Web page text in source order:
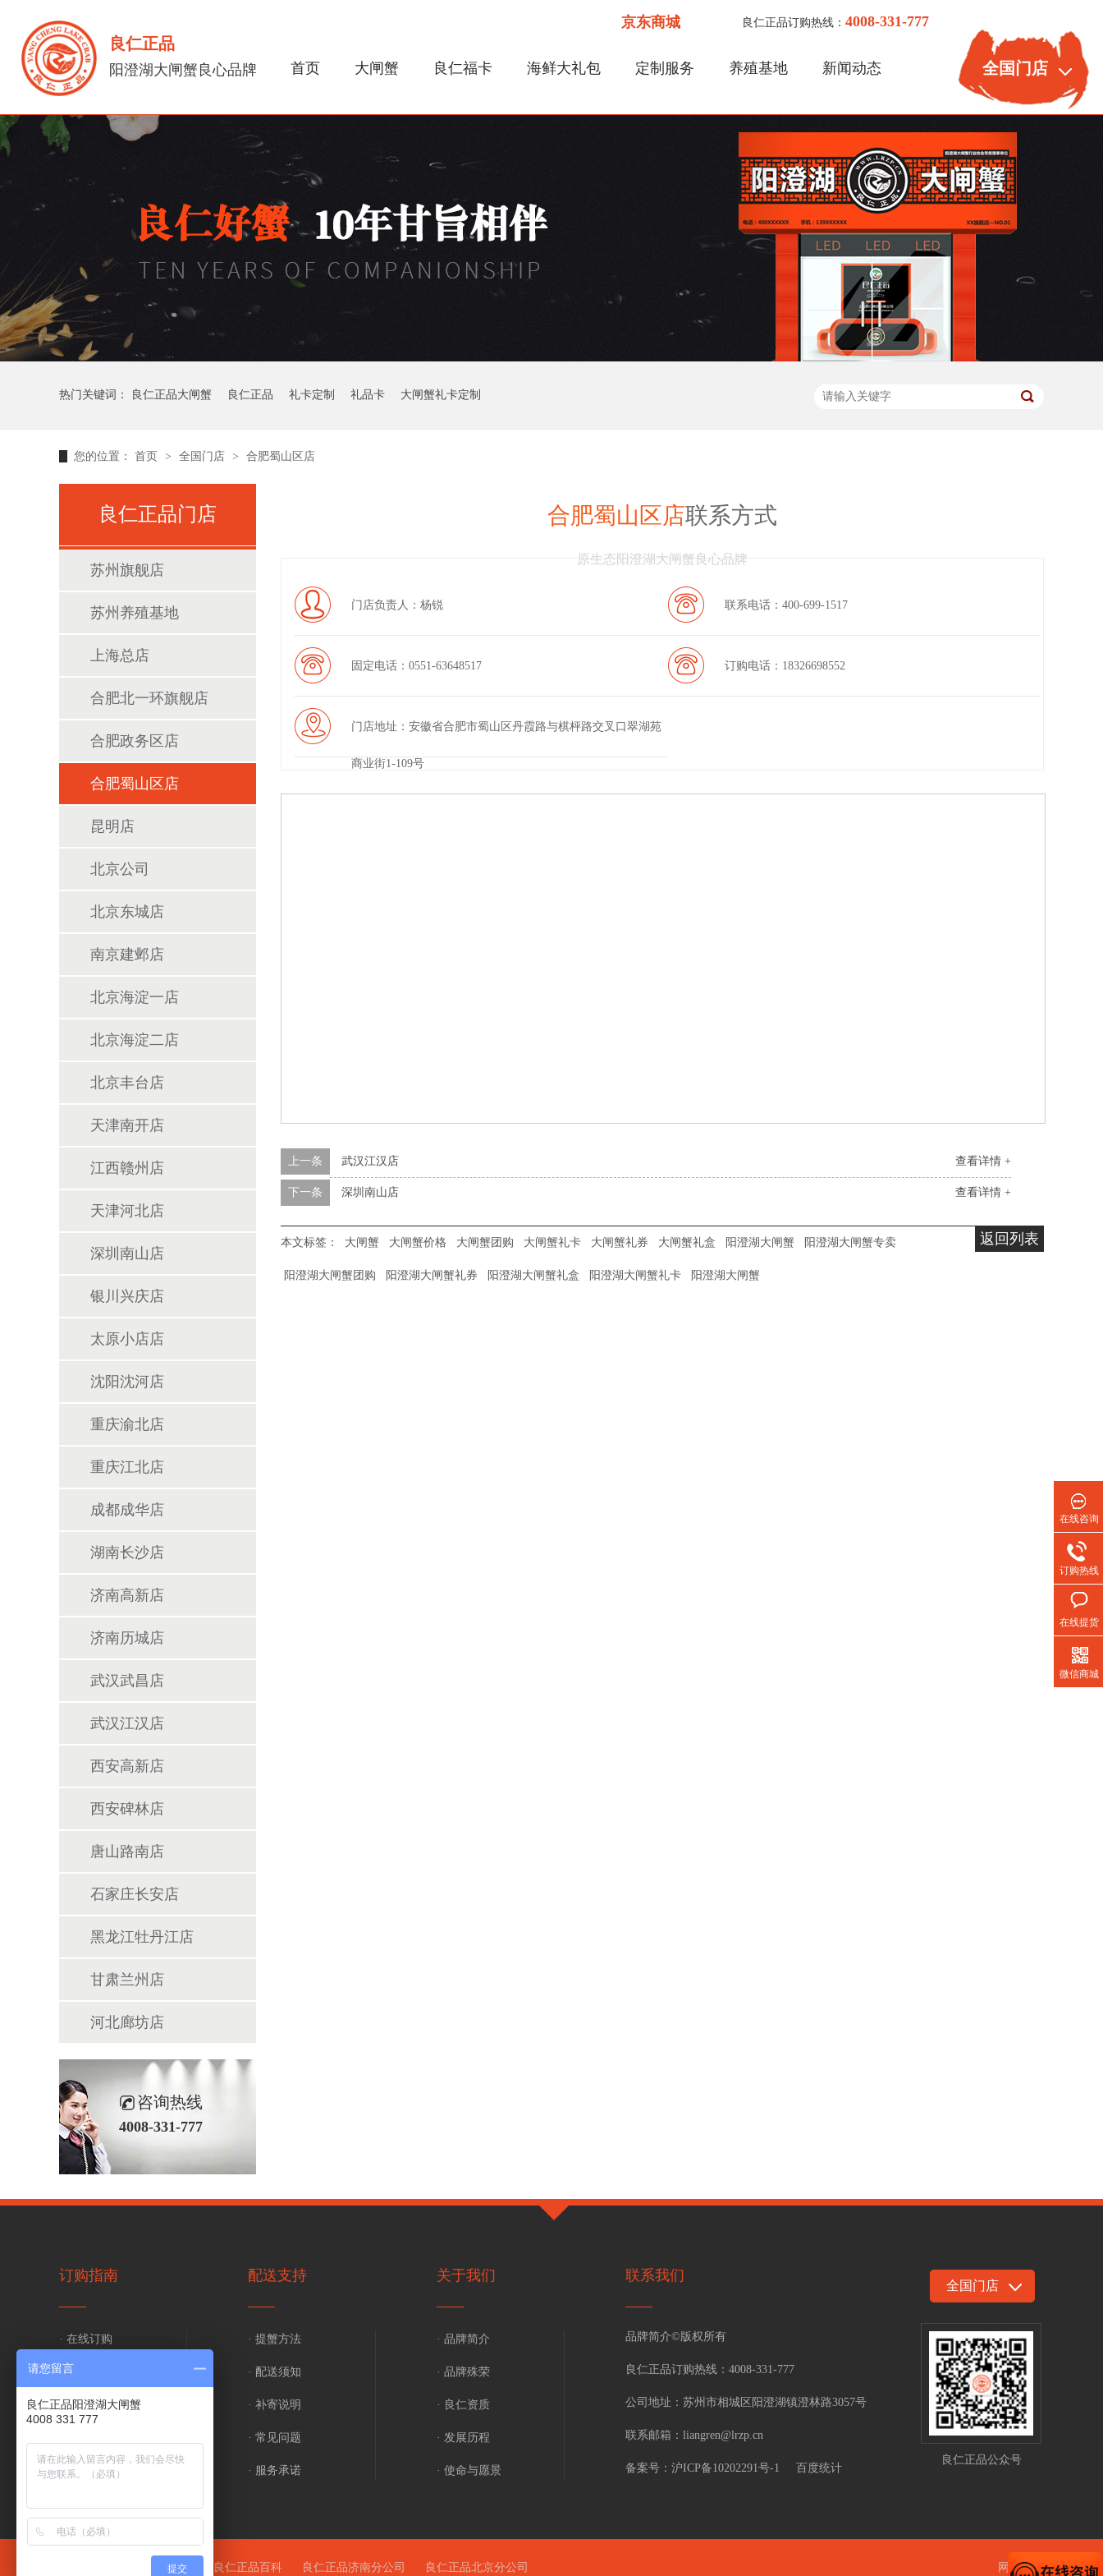
良仁正品订购热线： 4008-331-777
良仁正品
阳澄湖大闸蟹良心品牌 首页 大闸蟹 良仁福卡 海鲜大礼包 定制服务 养殖基地 新闻动态
关于我们 全国门店
全国门店
京东商城
热门关键词： 良仁正品大闸蟹 良仁正品 礼卡定制 礼品卡 大闸蟹礼卡定制
您的位置： 首页 > 全国门店 > 合肥蜀山区店
合肥蜀山区店联系方式
原生态阳澄湖大闸蟹良心品牌
门店负责人：杨锐 联系电话：400-699-1517
固定电话：0551-63648517 订购电话 ：18326698552
门店地址： 安徽省合肥市蜀山区丹霞路与棋枰路交叉口翠湖苑
商业街1-109号
查看详情 +
上一条 武汉江汉店
查看详情 +
下一条 深圳南山店
返回列表
本文标签： 大闸蟹 大闸蟹价格 大闸蟹团购 大闸蟹礼卡 大闸蟹礼券 大闸蟹礼盒 阳澄湖大闸蟹 阳澄湖大闸蟹专卖
阳澄湖大闸蟹团购 阳澄湖大闸蟹礼券 阳澄湖大闸蟹礼盒 阳澄湖大闸蟹礼卡 阳澄湖大闸蟹
良仁正品门店
苏州旗舰店
苏州养殖基地
上海总店
合肥北一环旗舰店
合肥政务区店
合肥蜀山区店
昆明店
北京公司
北京东城店
南京建邺店
北京海淀一店
北京海淀二店
北京丰台店
天津南开店
江西赣州店
天津河北店
深圳南山店
银川兴庆店
太原小店店
沈阳沈河店
重庆渝北店
重庆江北店
成都成华店
湖南长沙店
济南高新店
济南历城店
武汉武昌店
武汉江汉店
西安高新店
西安碑林店
唐山路南店
石家庄长安店
黑龙江牡丹江店
甘肃兰州店
河北廊坊店
咨询热线
4008-331-777
订购指南
· 在线订购
· 电话订购
· 支付方式
· 验货签收
配送支持
· 提蟹方法
· 配送须知
· 补寄说明
· 常见问题
· 服务承诺
关于我们
· 品牌简介
· 品牌殊荣
· 良仁资质
· 发展历程
· 使命与愿景
联系我们
品牌简介©版权所有
良仁正品订购热线： 4008-331-777
公司地址： 苏州市相城区阳澄湖镇澄林路3057号
联系邮箱： liangren@lrzp.cn
备案号： 沪ICP备10202291号-1 百度统计
良仁正品公众号
网站地图
良仁正品官网 良仁正品百科 良仁正品济南分公司 良仁正品北京分公司
在线咨询
订购热线
在线提货
微信商城
请您留言
良仁正品阳澄湖大闸蟹
4008 331 777
提交